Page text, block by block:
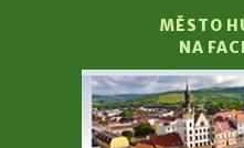
MĚSTO
NA